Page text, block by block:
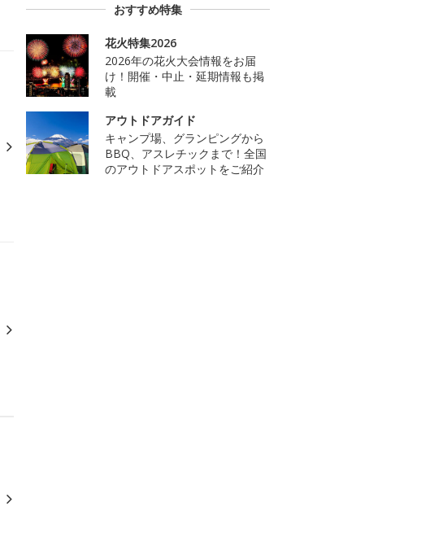
おすすめ特集
花火特集2026
2026年の花火大会情報をお届
け！開催・中止・延期情報も掲
載
アウトドアガイド
キャンプ場、グランピングから
BBQ、アスレチックまで！全国
のアウトドアスポットをご紹介